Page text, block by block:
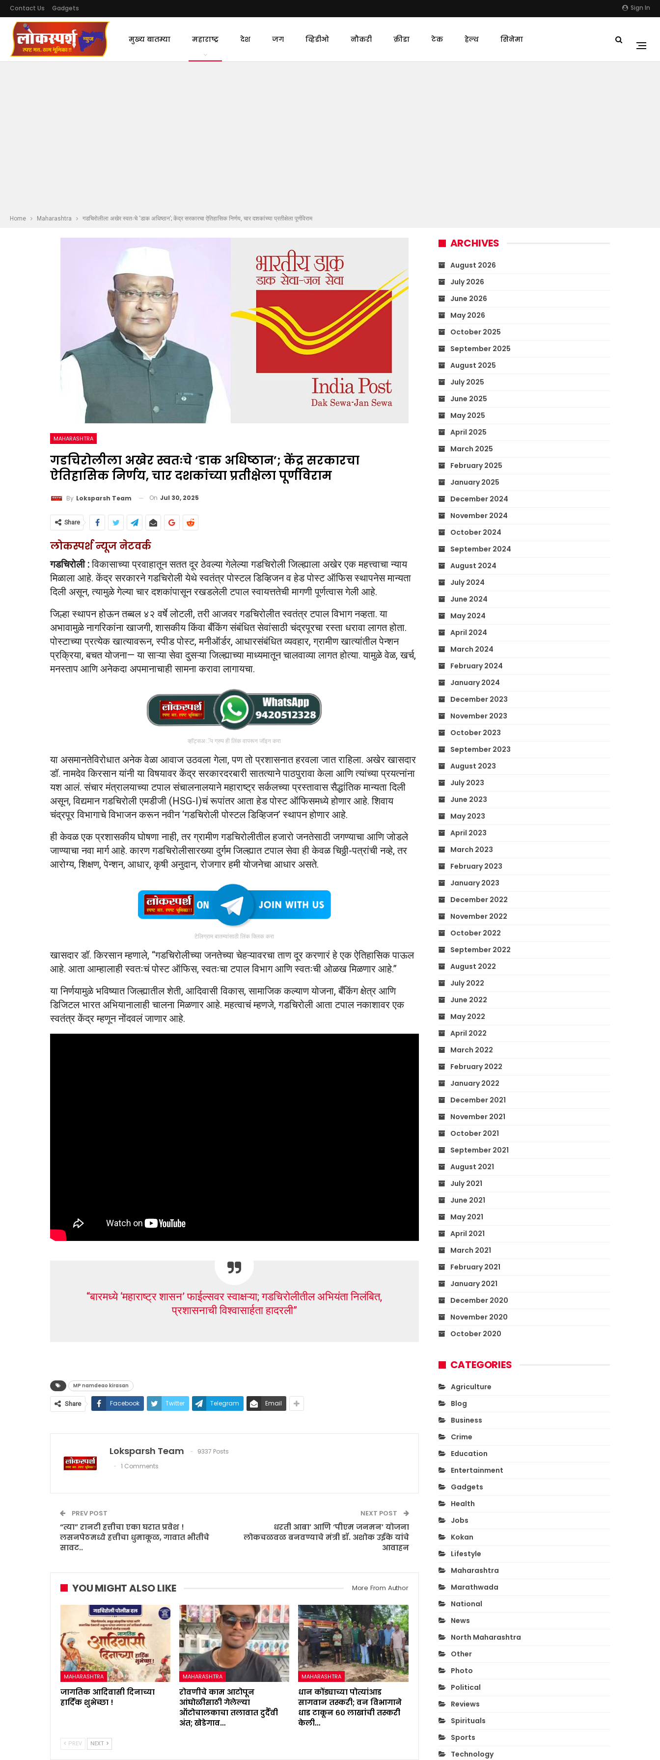
Sign In
Contact Us Gadgets
मुख्य बातम्या महाराष्ट्र देश जग व्हिडीओ नौकरी क्रीडा टेक हेल्थ सिनेमा
Home Maharashtra गडचिरोलीला अखेर स्वतःचे ‘डाक अधिष्ठान’; केंद्र सरकारचा ऐतिहासिक निर्णय, चार दशकांच्या प्रतीक्षेला पूर्णविराम
MAHARASHTRA
गडचिरोलीला अखेर स्वतःचे ‘डाक अधिष्ठान’; केंद्र सरकारचा
ऐतिहासिक निर्णय, चार दशकांच्या प्रतीक्षेला पूर्णविराम
By Loksparsh Team On Jul 30, 2025
Share
लोकस्पर्श न्यूज नेटवर्क
गडचिरोली :विकासाच्या प्रवाहातून सतत दूर ठेवल्या गेलेल्या गडचिरोली जिल्ह्याला अखेर एक महत्त्वाचा न्याय
मिळाला आहे. केंद्र सरकारने गडचिरोली येथे स्वतंत्र पोस्टल डिव्हिजन व हेड पोस्ट ऑफिस स्थापनेस मान्यता
दिली असून, त्यामुळे गेल्या चार दशकांपासून रखडलेली टपाल स्वायत्ततेची मागणी पूर्णत्वास गेली आहे.
जिल्हा स्थापन होऊन तब्बल ४२ वर्षे लोटली, तरी आजवर गडचिरोलीत स्वतंत्र टपाल विभाग नव्हता. या
अभावामुळे नागरिकांना खाजगी, शासकीय किंवा बँकिंग संबंधित सेवांसाठी चंद्रपूरचा रस्ता धरावा लागत होता.
पोस्टाच्या प्रत्येक खात्यावरून, स्पीड पोस्ट, मनीऑर्डर, आधारसंबंधित व्यवहार, ग्रामीण खात्यांतील पेन्शन
प्रक्रिया, बचत योजना— या साऱ्या सेवा दुसऱ्या जिल्ह्याच्या माध्यमातून चालवाव्या लागत होत्या. यामुळे वेळ, खर्च,
मनस्ताप आणि अनेकदा अपमानाचाही सामना करावा लागायचा.
व्हॉट्सअॅप ग्रुप ही लिंक वापरून जॉइन करा
या असमानतेविरोधात अनेक वेळा आवाज उठवला गेला, पण तो प्रशासनात हरवला जात राहिला. अखेर खासदार
डॉ. नामदेव किरसान यांनी या विषयावर केंद्र सरकारदरबारी सातत्याने पाठपुरावा केला आणि त्यांच्या प्रयत्नांना
यश आलं. संचार मंत्रालयाच्या टपाल संचालनालयाने महाराष्ट्र सर्कलच्या प्रस्तावास सैद्धांतिक मान्यता दिली
असून, विद्यमान गडचिरोली एमडीजी (HSG-I)चं रूपांतर आता हेड पोस्ट ऑफिसमध्ये होणार आहे. शिवाय
चंद्रपूर विभागाचे विभाजन करून नवीन ‘गडचिरोली पोस्टल डिव्हिजन’ स्थापन होणार आहे.
ही केवळ एक प्रशासकीय घोषणा नाही, तर ग्रामीण गडचिरोलीतील हजारो जनतेसाठी जगण्याचा आणि जोडले
जाण्याचा नवा मार्ग आहे. कारण गडचिरोलीसारख्या दुर्गम जिल्ह्यात टपाल सेवा ही केवळ चिठ्ठी-पत्रांची नव्हे, तर
आरोग्य, शिक्षण, पेन्शन, आधार, कृषी अनुदान, रोजगार हमी योजनेचा आधार असते.
टेलिग्राम बातम्यांसाठी लिंक क्लिक करा
खासदार डॉ. किरसान म्हणाले, “गडचिरोलीच्या जनतेच्या चेहऱ्यावरचा ताण दूर करणारं हे एक ऐतिहासिक पाऊल
आहे. आता आम्हालाही स्वतःचं पोस्ट ऑफिस, स्वतःचा टपाल विभाग आणि स्वतःची ओळख मिळणार आहे.”
या निर्णयामुळे भविष्यात जिल्ह्यातील शेती, आदिवासी विकास, सामाजिक कल्याण योजना, बँकिंग क्षेत्र आणि
डिजिटल भारत अभियानालाही चालना मिळणार आहे. महत्वाचं म्हणजे, गडचिरोली आता टपाल नकाशावर एक
स्वतंत्र केंद्र म्हणून नोंदवलं जाणार आहे.
“बारमध्ये ‘महाराष्ट्र शासन’ फाईल्सवर स्वाक्षऱ्या; गडचिरोलीतील अभियंता निलंबित,
प्रशासनाची विश्वासार्हता हादरली”
MP namdeao kirasan
Share Facebook Twitter Telegram Email
Loksparsh Team
9337 Posts
1 Comments
PREV POST
“त्या” रानटी हत्तीचा एका घरात प्रवेश !
लसनपेठमध्ये हत्तीचा धुमाकूळ, गावात भीतीचे
सावट..
NEXT POST
धरती आबा’ आणि ‘पीएम जनमन’ योजना
लोकचळवळ बनवण्याचे मंत्री डॉ. अशोक उईके यांचे
आवाहन
YOU MIGHT ALSO LIKE More From Author
MAHARASHTRA
जागतिक आदिवासी दिनाच्या
हार्दिक शुभेच्छा !
MAHARASHTRA
रोवणीचे काम आटोपून
आंघोळीसाठी गेलेल्या
ऑटोचालकाचा तलावात दुर्दैवी
अंत; खेडेगाव…
MAHARASHTRA
धान कोंड्याच्या पोत्यांआड
सागवान तस्करी; वन विभागाने
धाड टाकून ६० लाखांची तस्करी
केली…
PREV NEXT
ARCHIVES
August 2026
July 2026
June 2026
May 2026
October 2025
September 2025
August 2025
July 2025
June 2025
May 2025
April 2025
March 2025
February 2025
January 2025
December 2024
November 2024
October 2024
September 2024
August 2024
July 2024
June 2024
May 2024
April 2024
March 2024
February 2024
January 2024
December 2023
November 2023
October 2023
September 2023
August 2023
July 2023
June 2023
May 2023
April 2023
March 2023
February 2023
January 2023
December 2022
November 2022
October 2022
September 2022
August 2022
July 2022
June 2022
May 2022
April 2022
March 2022
February 2022
January 2022
December 2021
November 2021
October 2021
September 2021
August 2021
July 2021
June 2021
May 2021
April 2021
March 2021
February 2021
January 2021
December 2020
November 2020
October 2020
CATEGORIES
Agriculture
Blog
Business
Crime
Education
Entertainment
Gadgets
Health
Jobs
Kokan
Lifestyle
Maharashtra
Marathwada
National
News
North Maharashtra
Other
Photo
Political
Reviews
Spirituals
Sports
Technology